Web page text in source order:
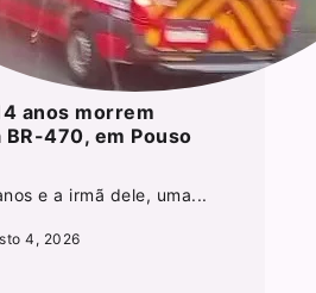
anos morrem
470, em Pouso
e a irmã dele, uma...
4, 2026